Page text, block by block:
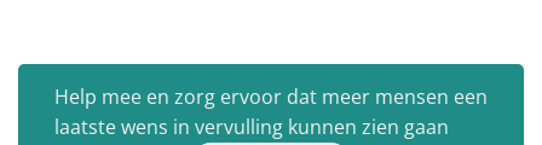
Help mee en zorg ervoor dat meer mensen een
laatste wens in vervulling kunnen zien gaan